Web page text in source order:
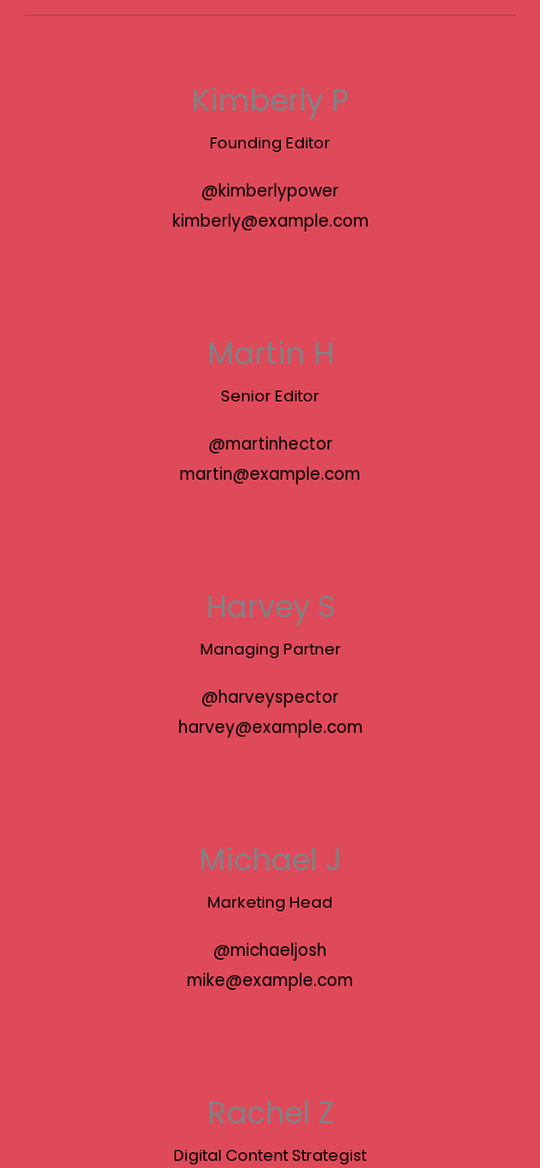
Kimberly P
Founding Editor
@kimberlypower
kimberly@example.com
Martin H
Senior Editor
@martinhector
martin@example.com
Harvey S
Managing Partner
@harveyspector
harvey@example.com
Michael J
Marketing Head
@michaeljosh
mike@example.com
Rachel Z
Digital Content Strategist